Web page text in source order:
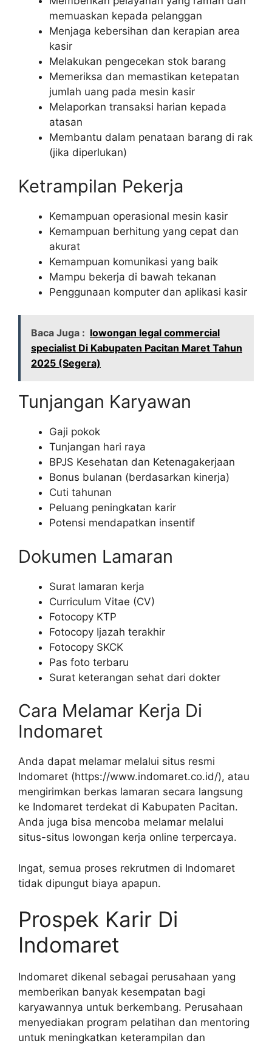
memuaskan kepada pelanggan
Menjaga kebersihan dan kerapian area
kasir
Melakukan pengecekan stok barang
Memeriksa dan memastikan ketepatan
jumlah uang pada mesin kasir
Melaporkan transaksi harian kepada
atasan
Membantu dalam penataan barang di rak
(jika diperlukan)
Ketrampilan Pekerja
Kemampuan operasional mesin kasir
Kemampuan berhitung yang cepat dan
akurat
Kemampuan komunikasi yang baik
Mampu bekerja di bawah tekanan
Penggunaan komputer dan aplikasi kasir
Baca Juga : lowongan legal commercial
specialist Di Kabupaten Pacitan Maret Tahun
2025 (Segera)
Tunjangan Karyawan
Gaji pokok
Tunjangan hari raya
BPJS Kesehatan dan Ketenagakerjaan
Bonus bulanan (berdasarkan kinerja)
Cuti tahunan
Peluang peningkatan karir
Potensi mendapatkan insentif
Dokumen Lamaran
Surat lamaran kerja
Curriculum Vitae (CV)
Fotocopy KTP
Fotocopy Ijazah terakhir
Fotocopy SKCK
Pas foto terbaru
Surat keterangan sehat dari dokter
Cara Melamar Kerja Di
Indomaret
Anda dapat melamar melalui situs resmi
Indomaret (https://www.indomaret.co.id/), atau
mengirimkan berkas lamaran secara langsung
ke Indomaret terdekat di Kabupaten Pacitan.
Anda juga bisa mencoba melamar melalui
situs-situs lowongan kerja online terpercaya.
Ingat, semua proses rekrutmen di Indomaret
tidak dipungut biaya apapun.
Prospek Karir Di
Indomaret
Indomaret dikenal sebagai perusahaan yang
memberikan banyak kesempatan bagi
karyawannya untuk berkembang. Perusahaan
menyediakan program pelatihan dan mentoring
untuk meningkatkan keterampilan dan